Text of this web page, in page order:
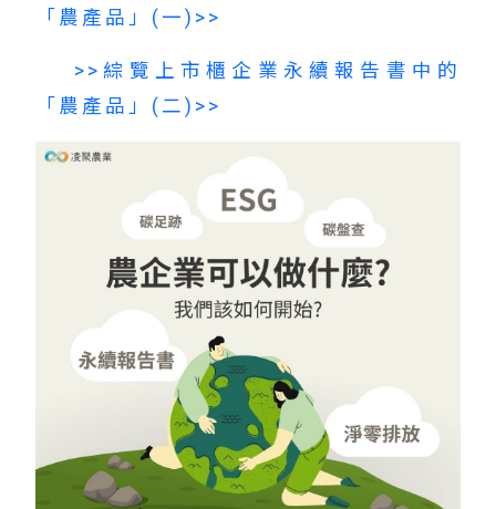
「農產品」(一)>>
>>綜覽上市櫃企業永續報告書中的
「農產品」(二)>>